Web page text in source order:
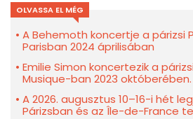
OLVASSA EL MÉG
A Behemoth koncertje a párizsi
Parisban 2024 áprilisában
Emilie Simon koncertezik a
Musique-ban 2023 októberében.
A 2026. augusztus 10–16-i hét
Párizsban és az Île-de-France